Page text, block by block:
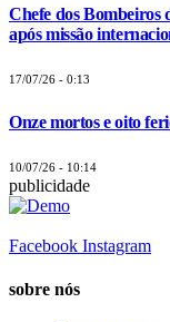
Chefe dos
após missão
17/07/26 - 0:13
Onze mortos e oito
10/07/26 - 10:14
publicidade
Facebook Instagram
sobre nós